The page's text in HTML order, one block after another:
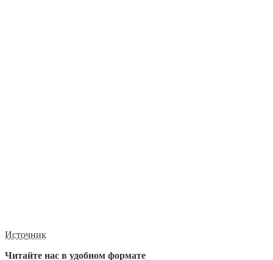
Источник
Читайте нас в удобном формате